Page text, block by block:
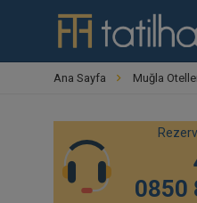
Ana Sayfa Muğla
0850